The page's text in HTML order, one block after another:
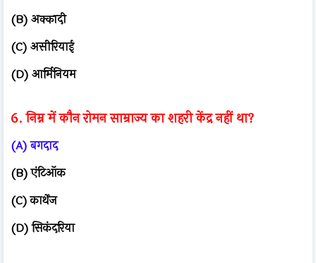
(B) अक्कादी
(C) असीरियाई
(D) आर्मिनियम
6. निम्न में कौन रोमन साम्राज्य का शहरी केंद्र नहीं था?
(A) बगदाद
(B) एंटिऑक
(C) कार्थेज
(D) सिकंदरिया